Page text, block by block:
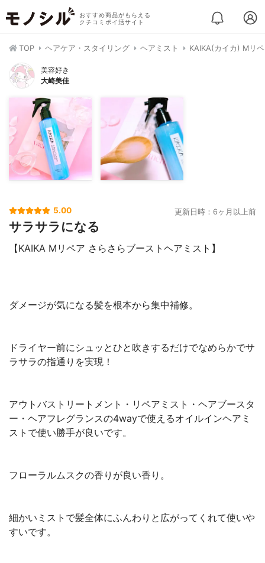
おすすめ商品がもらえる
クチコミポイ活サイト
TOP ヘアケア・スタイリング ヘアミスト KAIKA(カイカ) Mリ
美容好き
大崎美佳
5.00 更新日時：6ヶ月以上前
サラサラになる
【KAIKA Mリペア さらさらブーストヘアミスト】
ダメージが気になる髪を根本から集中補修。
ドライヤー前にシュッとひと吹きするだけでなめらかでサ
ラサラの指通りを実現！
アウトバストリートメント・リペアミスト・ヘアブースタ
ー・ヘアフレグランスの4wayで使えるオイルインヘアミ
ストで使い勝手が良いです。
フローラルムスクの香りが良い香り。
細かいミストで髪全体にふんわりと広がってくれて使いや
すいです。